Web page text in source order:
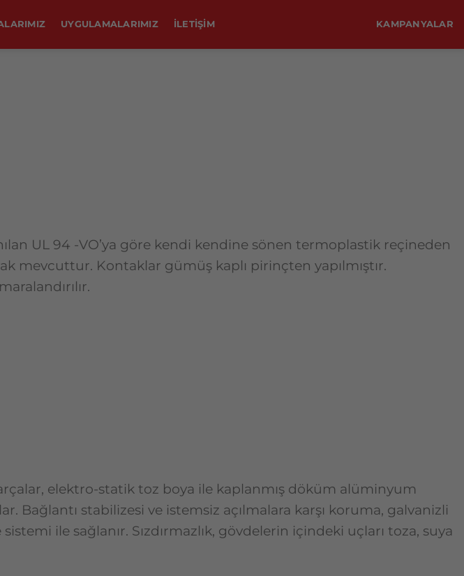
UYGULAMALARIMIZ ILETIŞIM KAMPANYALAR
UL 94 -VO’ya göre kendi kendine sönen termoplastik reçineden
mevcuttur. Kontaklar gümüş kaplı pirinçten yapılmıştır.
elektro-statik toz boya ile kaplanmış döküm alüminyum
Bağlantı stabilizesi ve istemsiz açılmalara karşı koruma, galvanizli
ile sağlanır. Sızdırmazlık, gövdelerin içindeki uçları toza, suya